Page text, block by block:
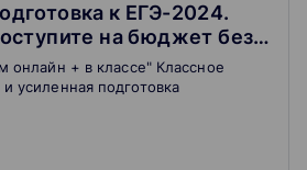
к ЕГЭ-2024.
на бюджет без
онлайн + в классе" Классное
усиленная подготовка